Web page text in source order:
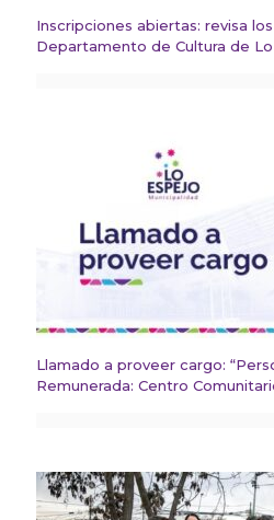
Inscripciones abiertas: revisa
Departamento de Cultura de
Llamado a proveer cargo:
Remunerada: Centro